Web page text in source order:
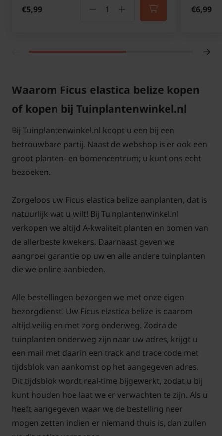
bij beschadiging van de bladeren of stelen kan
bereik van huisdieren.
Ficus elastica 'Belize' verzorging
Deze plant vraagt weinig onderhoud en groeit
gestaag bij de juiste verzorging. Regelmatig water
geven, een stabiele standplaats en af en toe voeding
zorgen ervoor dat hij jarenlang gezond blijft.
Waterbehoefte
De Ficus elastica 'Belize' heeft een gematigde
waterbehoefte. Geef pas water wanneer de
bovenste laag van de potgrond droog aanvoelt.
Voorkom dat er water in de pot blijft staan, want
stilstaand water kan wortelrot veroorzaken. In de
winter heeft de plant minder water nodig, omdat de
groei dan vertraagt.
€5,99 €6,99
Waarom Ficus elastica belize kopen
of kopen bij Tuinplantenwinkel.nl
Bij Tuinplantenwinkel.nl koopt u een bij een
betrouwbare partij. Naast de webshop is er ook een
groot planten- en bomencentrum; u kunt ons echt
bezoeken.
Zorgeloos uw Ficus elastica belize aanplanten, dat is
natuurlijk wat u wilt! Bij Tuinplantenwinkel.nl
verkopen we altijd A-kwaliteit planten en bomen van
de allerbeste kwekers. Daarnaast geven we
aangroei garantie op uw en alle andere tuinplanten
die we online aanbieden.
Alle bestellingen bezorgen we met onze eigen
bezorgdienst. Uw Ficus elastica belize is daarom
altijd veilig en met zorg onderweg. Zodra de
tuinplanten onderweg zijn naar uw adres, krijgt u
een mail met daarin een track and trace code met
tijdsblok van aankomst op het aangegeven adres.
Dit tijdsblok wordt real-time bijgewerkt, zodat u bij
kunt houden hoe laat we er verwachten te zijn. Als u
heeft aangegeven waar we de bestelling neer
mogen zetten indien er niemand thuis is, dan zullen